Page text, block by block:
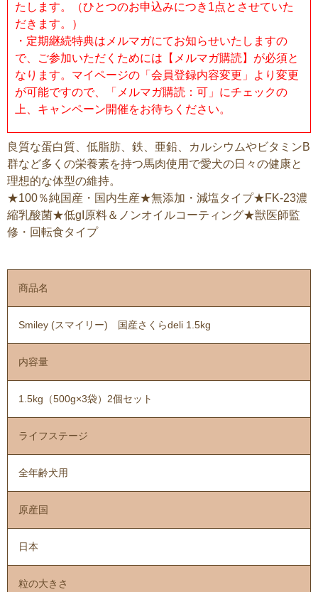
たします。（ひとつのお申込みにつき1点とさせていた
だきます。）
・定期継続特典はメルマガにてお知らせいたしますの
で、ご参加いただくためには【メルマガ購読】が必須と
なります。マイページの「会員登録内容変更」より変更
が可能ですので、「メルマガ購読：可」にチェックの
上、キャンペーン開催をお待ちください。
良質な蛋白質、低脂肪、鉄、亜鉛、カルシウムやビタミンB
群など多くの栄養素を持つ馬肉使用で愛犬の日々の健康と
理想的な体型の維持。
★100％純国産・国内生産★無添加・減塩タイプ★FK-23濃
縮乳酸菌★低gI原料＆ノンオイルコーティング★獣医師監
修・回転食タイプ
商品名
Smiley (スマイリー) 国産さくらdeli 1.5kg
内容量
1.5kg（500g×3袋）2個セット
ライフステージ
全年齢犬用
原産国
日本
粒の大きさ